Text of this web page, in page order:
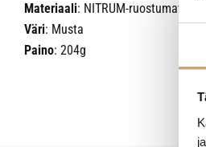
Materiaali: NITRUM-ruostumaton
Väri: Musta
Paino: 204g